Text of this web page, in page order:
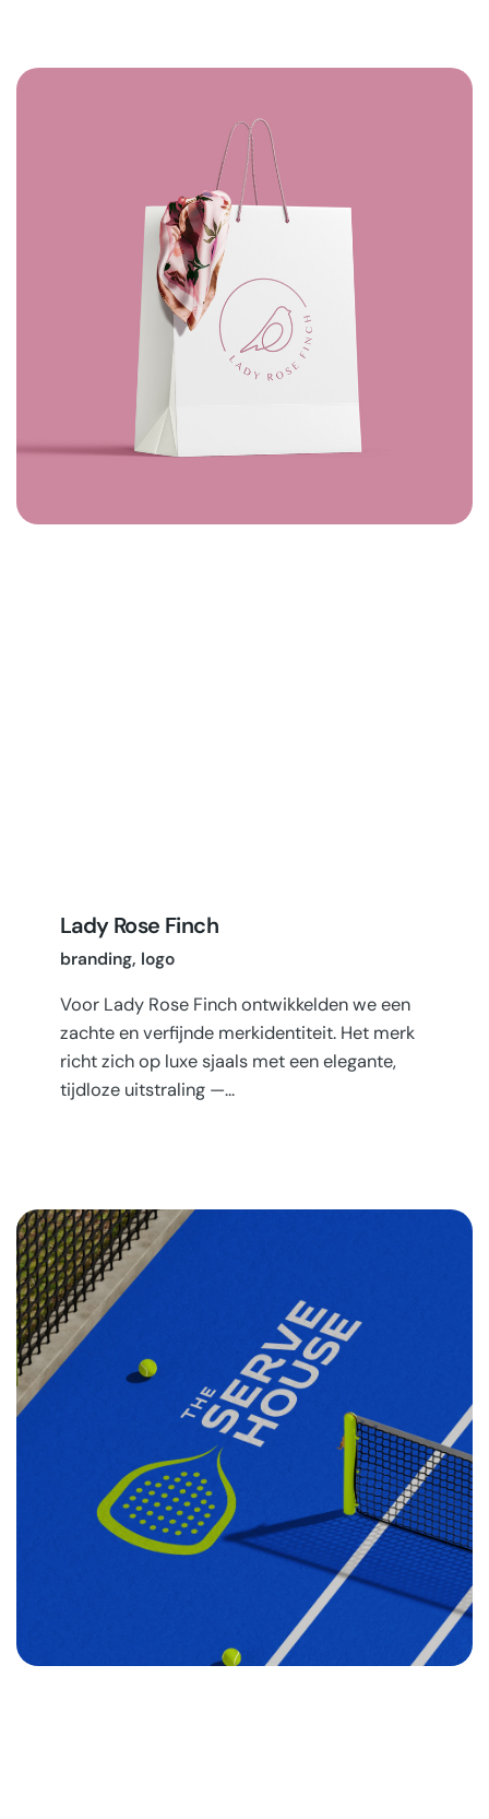
Lady Rose Finch
branding logo
Voor Lady Rose Finch ontwikkelden we een
zachte en verfijnde merkidentiteit. Het merk
richt zich op luxe sjaals met een elegante,
tijdloze uitstraling —…